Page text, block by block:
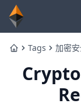
HomeTags 加密